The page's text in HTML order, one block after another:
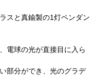
スと真鍮製の1灯ペンダン
電球の光が直接目に入ら
部分ができ、光のグラデ